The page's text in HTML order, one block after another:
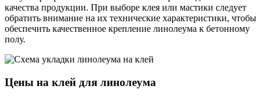
качества продукции. При выборе клея или мастики следует
обратить внимание на их технические характеристики, чтобы
обеспечить качественное крепление линолеума к бетонному
полу.
Цены на клей для линолеума